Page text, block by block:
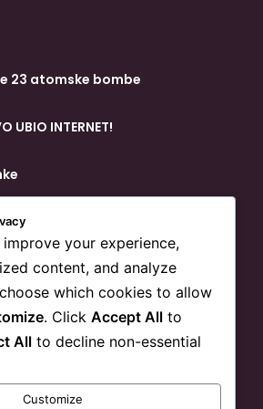
23 atomske bombe
UBIO INTERNET!
Hurmašice
your experience,
content, and analyze
which cookies to allow
. Click Accept All to
All to decline non-essential
Customize